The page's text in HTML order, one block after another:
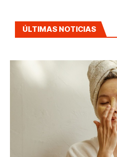
ÚLTIMAS NOTICIAS